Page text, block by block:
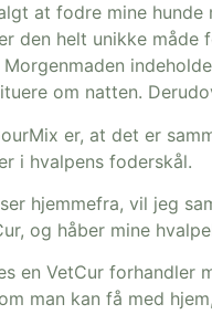
at fodre mine hunde
den helt unikke
om natten.
er, at det er
i hvalpens foderskål.
hjemmefra, vil jeg
og håber mine
en VetCur
man kan få med